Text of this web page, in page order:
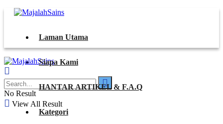
Laman Utama
Siapa Kami
HANTAR ARTIKEL & F.A.Q
Kategori
No Result
View All Result